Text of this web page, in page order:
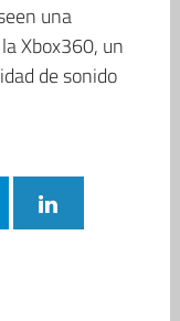
una
Xbox360, un
de sonido